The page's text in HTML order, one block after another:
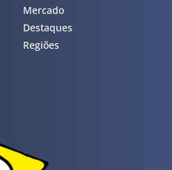
Mercado
Destaques
Regiões